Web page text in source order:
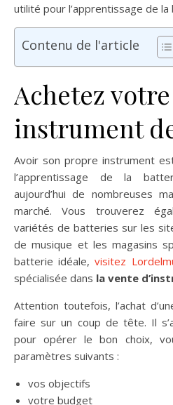
utilité pour l’apprentissage de
Contenu de l'article
Achetez
instrument
Avoir son propre instrument
l’apprentissage de la
aujourd’hui de nombreuses
marché. Vous trouverez
variétés de batteries sur les
de musique et les magasins
batterie idéale,visitez
spécialisée dans la vente
Attention toutefois, l’achat
faire sur un coup de tête. Il
pour opérer le bon choix,
paramètres suivants :
vos objectifs
votre budget